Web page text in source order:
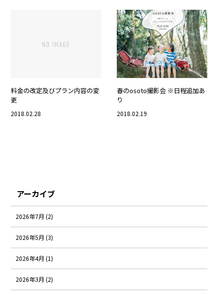
料金の改定及びプラン内容の変
更
2018.02.28
春のosoto撮影会 ※日程追加あ
り
2018.02.19
アーカイブ
2026年7月 (2)
2026年5月 (3)
2026年4月 (1)
2026年3月 (2)